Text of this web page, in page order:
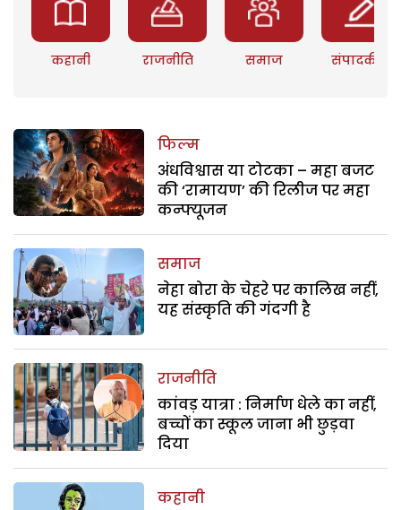
कहानी राजनीति समाज संपादकीय
फिल्म
अंधविश्वास या टोटका – महा बजट
की ‘रामायण’ की रिलीज पर महा
कन्फ्यूजन
समाज
नेहा बोरा के चेहरे पर कालिख नहीं,
यह संस्कृति की गंदगी है
राजनीति
कांवड़ यात्रा : निर्माण धेले का नहीं,
बच्चों का स्कूल जाना भी छुड़वा
दिया
कहानी